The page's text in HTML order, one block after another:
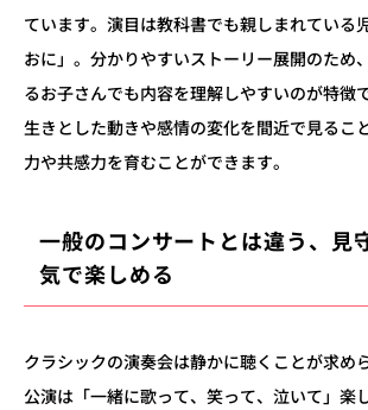
ています。演目は教科書でも親しまれている
おに」。分かりやすいストーリー展開のため
るお子さんでも内容を理解しやすいのが特徴
生きとした動きや感情の変化を間近で見るこ
力や共感力を育むことができます。
一般のコンサートとは違う、
見
気で楽しめる
クラシックの演奏会は静かに聴くことが求め
公演は「一緒に歌って、笑って、泣いて」楽